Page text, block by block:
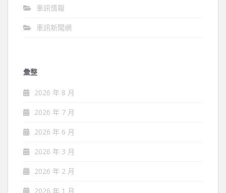
車訊情報
車訊新聞網
彙整
2026 年 8 月
2026 年 7 月
2026 年 6 月
2026 年 3 月
2026 年 2 月
2026 年 1 月